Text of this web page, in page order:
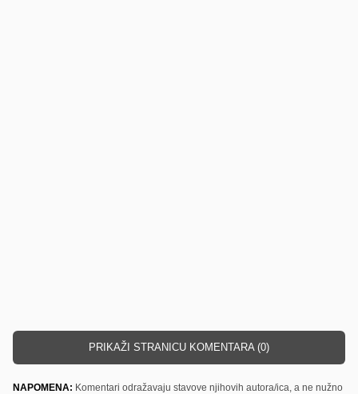
PRIKAŽI STRANICU KOMENTARA (0)
NAPOMENA: Komentari odražavaju stavove njihovih autora/ica, a ne nužno